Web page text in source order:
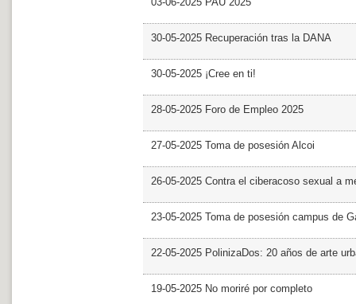
30-05-2025 Recuperación tras la DANA
30-05-2025 ¡Cree en ti!
28-05-2025 Foro de Empleo 2025
27-05-2025 Toma de posesión Alcoi
26-05-2025 Contra el ciberacoso sexual a
23-05-2025 Toma de posesión campus de
22-05-2025 PolinizaDos: 20 años de arte
19-05-2025 No moriré por completo